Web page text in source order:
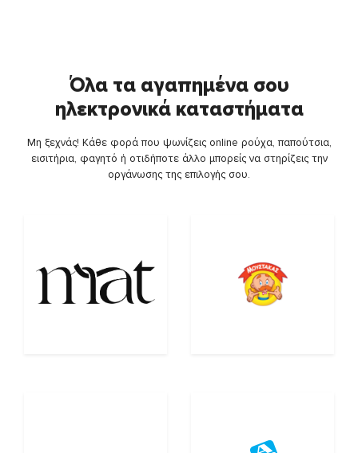
Όλα τα αγαπημένα σου
ηλεκτρονικά καταστήματα
Μη ξεχνάς! Κάθε φορά που ψωνίζεις online ρούχα, παπούτσια,
εισιτήρια, φαγητό ή οτιδήποτε άλλο μπορείς να στηρίζεις την
οργάνωσης της επιλογής σου.